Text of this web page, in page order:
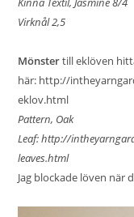
Virknål 2,5
Mönstertill eklöven
här: http://
eklov.html
Pattern, Oak
Leaf:http://
leaves.html
Jag blockade löven när